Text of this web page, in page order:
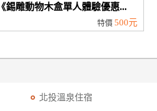
錫雕動物木盒單人體驗優惠...
特價 500元
北投溫泉住宿